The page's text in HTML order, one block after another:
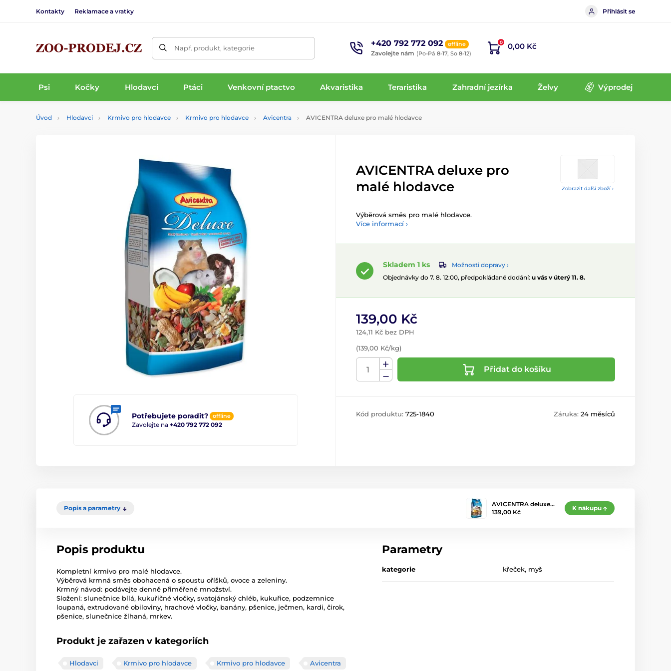
Kontakty Reklamace a vratky Přihlásit se
Např. produkt, kategorie +420 792 772 092 offline
Zavolejte nám (Po-Pá 8-17, So 8-12)
0 0,00 Kč
Psi Kočky Hlodavci Ptáci Venkovní ptactvo Akvaristika Teraristika Zahradní jezírka Želvy Výprodej
Úvod Hlodavci Krmivo pro hlodavce Krmivo pro hlodavce Avicentra AVICENTRA deluxe pro malé hlodavce
Zobrazit další zboží ›
Potřebujete poradit? offline
Zavolejte na +420 792 772 092
AVICENTRA deluxe pro
malé hlodavce
Výběrová směs pro malé hlodavce.
Více informací ›
Skladem 1 ks
Možnosti dopravy ›
Objednávky do 7. 8. 12:00, předpokládané dodání: u vás v úterý 11. 8.
139,00 Kč
124,11 Kč bez DPH
(139,00 Kč/kg)
Přidat do košíku
Kód produktu: 725-1840 Záruka: 24 měsíců
Popis a parametry
AVICENTRA deluxe…
139,00 Kč
K nákupu
Popis produktu
Kompletní krmivo pro malé hlodavce.
Výběrová krmná směs obohacená o spoustu oříšků, ovoce a zeleniny.
Krmný návod: podávejte denně přiměřené množství.
Složení: slunečnice bílá, kukuřičné vločky, svatojánský chléb, kukuřice, podzemnice
loupaná, extrudované obiloviny, hrachové vločky, banány, pšenice, ječmen, kardi, čirok,
pšenice, slunečnice žíhaná, mrkev.
Produkt je zařazen v kategoriích
Hlodavci Krmivo pro hlodavce Krmivo pro hlodavce Avicentra
Parametry
kategorie křeček, myš